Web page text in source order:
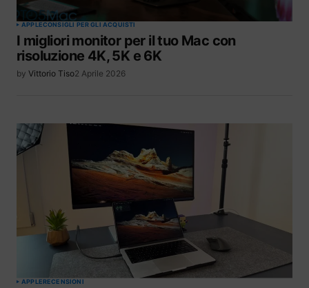
APPLECONSIGLI PER GLI ACQUISTI
I migliori monitor per il tuo Mac con
risoluzione 4K, 5K e 6K
by Vittorio Tiso2 Aprile 2026
APPLERECENSIONI